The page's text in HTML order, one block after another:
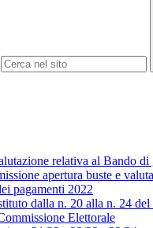
relativa al Bando
apertura buste e
pagamenti 2022
dalla n. 20 alla n. 24 del
Elettorale